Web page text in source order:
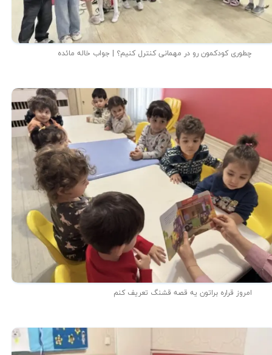
چطوری کودکمون رو در مهمانی کنترل کنیم؟ | جواب خاله مائده
امروز قراره براتون یه قصه قشنگ تعریف کنم